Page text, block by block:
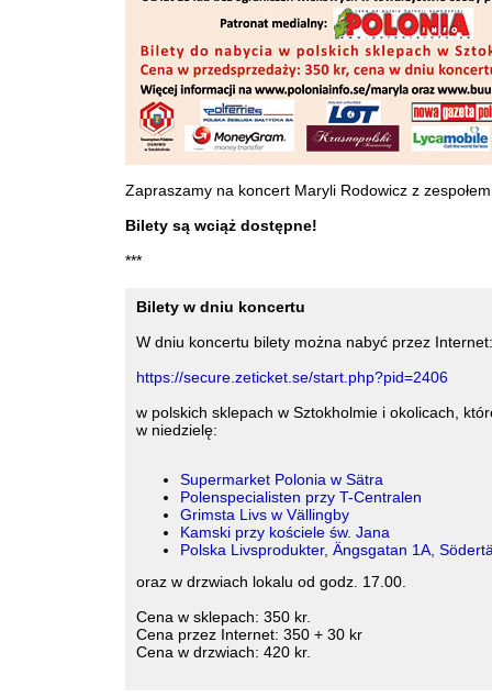
Zapraszamy na koncert Maryli Rodowicz z
Bilety są wciąż dostępne!
***
Bilety w dniu koncertu
W dniu koncertu bilety można nabyć przez Internet:
https://secure.zeticket.se/start.php?pid=2406
w polskich sklepach w Sztokholmie i okolicach,
w niedzielę:
Supermarket Polonia w Sätra
Polenspecialisten przy T-Centralen
Grimsta Livs w Vällingby
Kamski przy kościele św. Jana
Polska Livsprodukter, Ängsgatan 1A,
oraz w drzwiach lokalu od godz. 17.00.
Cena w sklepach: 350 kr.
Cena przez Internet: 350 + 30 kr
Cena w drzwiach: 420 kr.